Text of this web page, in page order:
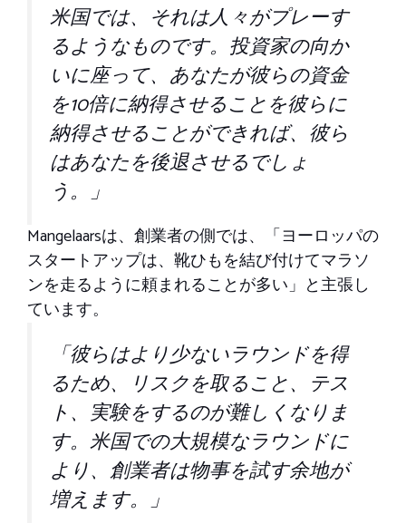
米国では、それは人々がプレーす
るようなものです。投資家の向か
いに座って、あなたが彼らの資金
を10倍に納得させることを彼らに
納得させることができれば、彼ら
はあなたを後退させるでしょ
う。」
Mangelaarsは、創業者の側では、「ヨーロッパの
スタートアップは、靴ひもを結び付けてマラソ
ンを走るように頼まれることが多い」と主張し
ています。
「彼らはより少ないラウンドを得
るため、リスクを取ること、テス
ト、実験をするのが難しくなりま
す。米国での大規模なラウンドに
より、創業者は物事を試す余地が
増えます。」